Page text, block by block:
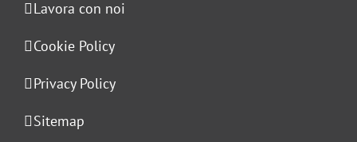
Lavora con noi
Cookie Policy
Privacy Policy
Sitemap